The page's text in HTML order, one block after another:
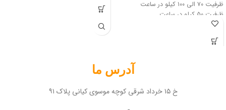
ظرفیت ۷۰ الی ۱۰۰ کیلو در ساعت
ظرفیت ۵۰ کیلو در ساعت
آدرس ما
خ ۱۵ خرداد شرقی کوچه موسوی کیانی پلاک ۹۱